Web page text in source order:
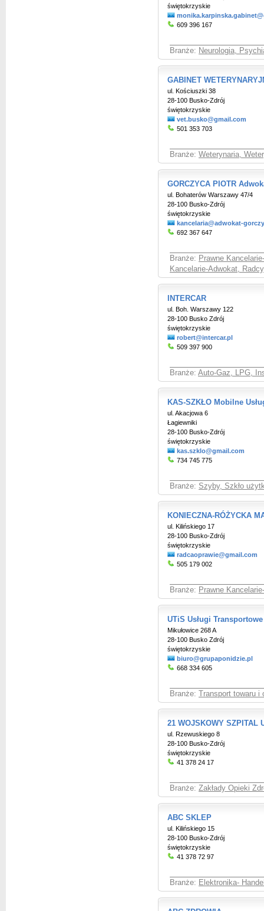
świętokrzyskie
609 396 167
Branże: Neurologia,
GABINET
ul. Kościuszki 38
28-100 Busko-Zdrój
świętokrzyskie
vet.busko@gmail.com
501 353 703
Branże: Weterynaria,
GORCZYCA PIOTR
ul. Bohaterów Warszawy 47/4
28-100 Busko-Zdrój
świętokrzyskie
kancelaria@adwokat-
692 367 647
Branże: Prawne
Kancelarie-Adwokat,
INTERCAR
ul. Boh. Warszawy 122
28-100 Busko Zdrój
świętokrzyskie
robert@intercar.pl
509 397 900
Branże: Auto-Gaz, LPG,
KAS-SZKŁO Mobilne
ul. Akacjowa 6
Łagiewniki
28-100 Busko-Zdrój
świętokrzyskie
kas.szklo@gmail.com
734 745 775
Branże: Szyby, Szkło
KONIECZNA-RÓŻYCKA
ul. Kilińskiego 17
28-100 Busko-Zdrój
świętokrzyskie
radcaoprawie@gmail.com
505 179 002
Branże: Prawne
UTiS Usługi
Mikułowice 268 A
28-100 Busko Zdrój
świętokrzyskie
biuro@grupaponidzie.pl
668 334 605
Branże: Transport towaru
21 WOJSKOWY SZPITAL
ul. Rzewuskiego 8
28-100 Busko-Zdrój
świętokrzyskie
41 378 24 17
Branże: Zakłady Opieki
ABC SKLEP
ul. Kilińskiego 15
28-100 Busko-Zdrój
świętokrzyskie
41 378 72 97
Branże: Elektronika-